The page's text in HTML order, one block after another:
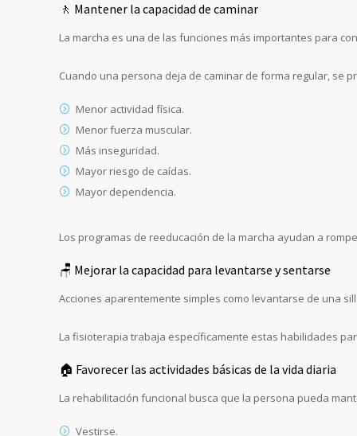
🚶 Mantener la capacidad de caminar
La marcha es una de las funciones más importantes para
Cuando una persona deja de caminar de forma regular, se
Menor actividad física.
Menor fuerza muscular.
Más inseguridad.
Mayor riesgo de caídas.
Mayor dependencia.
Los programas de reeducación de la marcha ayudan a
🪑 Mejorar la capacidad para levantarse y sentarse
Acciones aparentemente simples como levantarse de una
La fisioterapia trabaja específicamente estas habilidades
🏠 Favorecer las actividades básicas de la vida diaria
La rehabilitación funcional busca que la persona pueda
Vestirse.